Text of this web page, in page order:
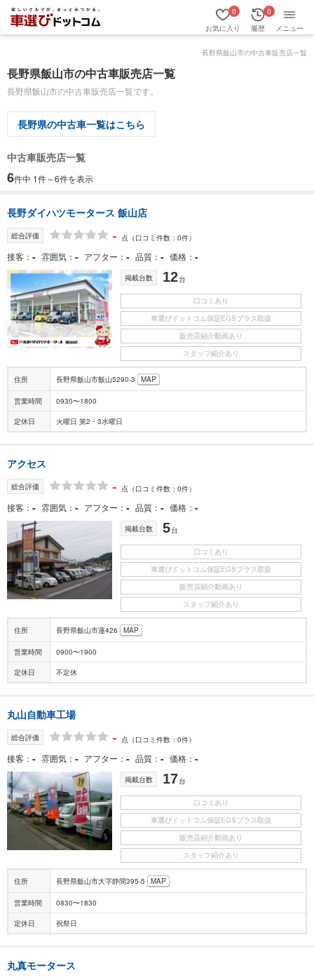
お気に入り
0
履歴
0
メニュー
長野県飯山市の中古車販売店一覧
長野県飯山市の中古車販売店一覧
長野県飯山市の中古車販売店一覧です。
長野県の中古車一覧はこちら
中古車販売店一覧
6件中 1件～6件を表示
長野ダイハツモータース 飯山店
総合評価 - 点 （口コミ件数：0件）
接客 - 雰囲気 - アフター - 品質 - 価格 -
掲載台数 12台
口コミあり
車選びドットコム保証EGSプラス取扱
販売店紹介動画あり
スタッフ紹介あり
住所 長野県飯山市飯山5290-3 MAP
営業時間 0930〜1800
定休日 火曜日 第2・3水曜日
アクセス
総合評価 - 点 （口コミ件数：0件）
接客 - 雰囲気 - アフター - 品質 - 価格 -
掲載台数 5台
口コミあり
車選びドットコム保証EGSプラス取扱
販売店紹介動画あり
スタッフ紹介あり
住所 長野県飯山市蓮426 MAP
営業時間 0900〜1900
定休日 不定休
丸山自動車工場
総合評価 - 点 （口コミ件数：0件）
接客 - 雰囲気 - アフター - 品質 - 価格 -
掲載台数 17台
口コミあり
車選びドットコム保証EGSプラス取扱
販売店紹介動画あり
スタッフ紹介あり
住所 長野県飯山市大字静間395-5 MAP
営業時間 0830〜1830
定休日 祝祭日
丸真モータース